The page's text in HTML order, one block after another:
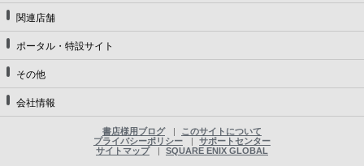
関連店舗
ポータル・特設サイト
その他
会社情報
書店様用ブログ
このサイトについて
プライバシーポリシー
サポートセンター
サイトマップ
SQUARE ENIX GLOBAL